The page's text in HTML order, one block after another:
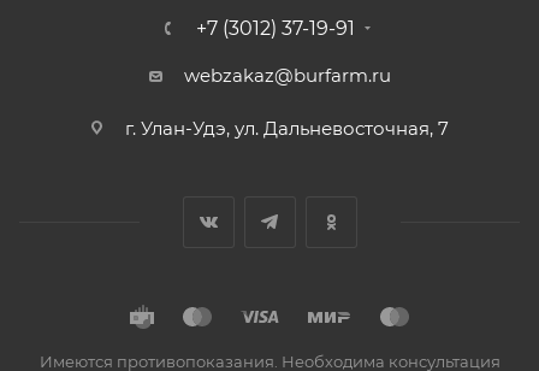
+7 (3012) 37-19-91
webzakaz@burfarm.ru
г. Улан-Удэ, ул. Дальневосточная, 7
Имеются противопоказания. Необходима консультация